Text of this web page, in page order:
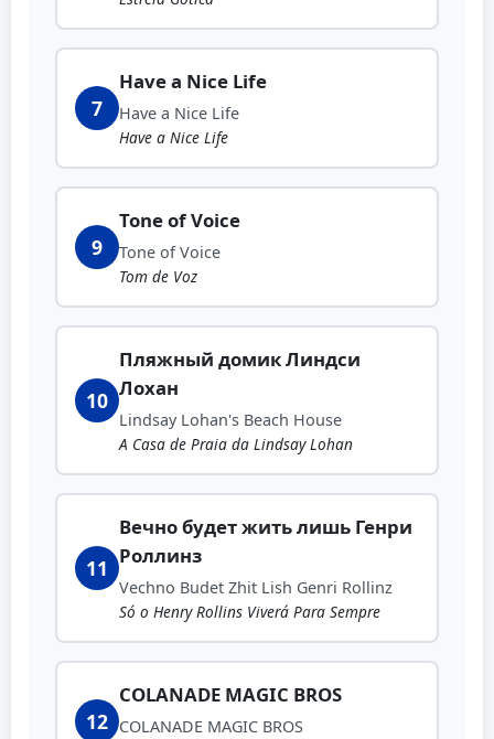
7
Have a Nice Life
Have a Nice Life
Have a Nice Life
9
Tone of Voice
Tone of Voice
Tom de Voz
10
Пляжный домик Линдси
Лохан
Lindsay Lohan's Beach House
A Casa de Praia da Lindsay Lohan
11
Вечно будет жить лишь Генри
Роллинз
Vechno Budet Zhit Lish Genri Rollinz
Só o Henry Rollins Viverá Para Sempre
12
COLANADE MAGIC BROS
COLANADE MAGIC BROS